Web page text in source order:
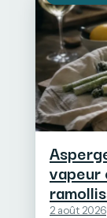
vapeur
2 août 2026